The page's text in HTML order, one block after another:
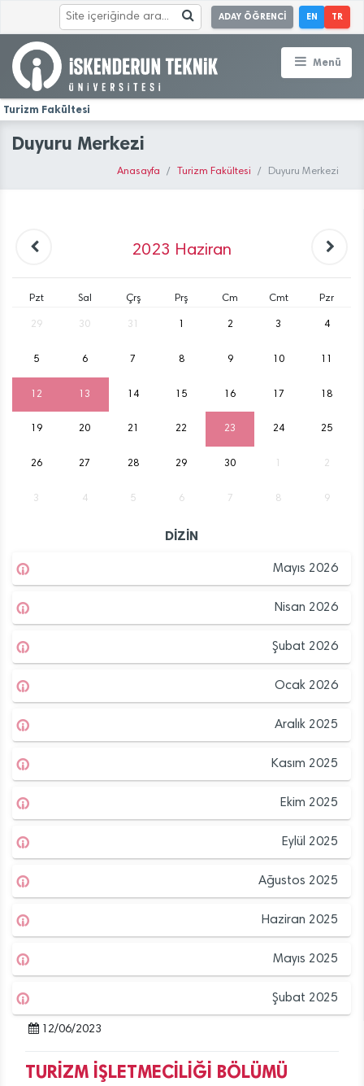
ADAY ÖĞRENCİ EN TR
Menü
Turizm Fakültesi
Duyuru Merkezi
Anasayfa Turizm Fakültesi Duyuru Merkezi
2023 Haziran
Pzt Sal Çrş Prş Cm Cmt Pzr
29 30 31 2 3 4
5 6 7 8 9 10
12 13 14 15 16 17 18
19 20 21 22 23 24 25
26 27 28 29 30 2
3 4 5 6 7 8 9
DİZİN
Mayıs 2026
Nisan 2026
Şubat 2026
Ocak 2026
Aralık 2025
Kasım 2025
Ekim 2025
Eylül 2025
Ağustos 2025
Haziran 2025
Mayıs 2025
Şubat 2025
12/06/2023
TURİZM İŞLETMECİLİĞİ BÖLÜMÜ